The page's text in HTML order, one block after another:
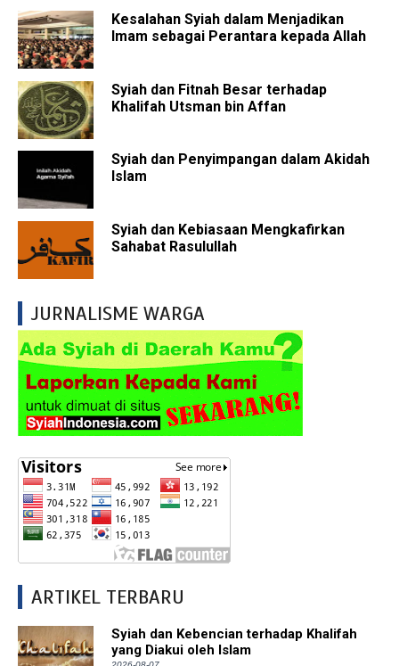
Kesalahan Syiah dalam Menjadikan
Imam sebagai Perantara kepada Allah
Syiah dan Fitnah Besar terhadap
Khalifah Utsman bin Affan
Syiah dan Penyimpangan dalam Akidah
Islam
Syiah dan Kebiasaan Mengkafirkan
Sahabat Rasulullah
JURNALISME WARGA
ARTIKEL TERBARU
Syiah dan Kebencian terhadap Khalifah
yang Diakui oleh Islam